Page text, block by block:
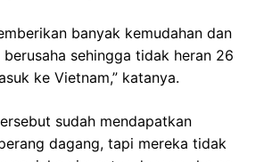
banyak kemudahan dan
sehingga tidak heran 26
ke Vietnam,” katanya.
sudah mendapatkan
dagang, tapi mereka tidak